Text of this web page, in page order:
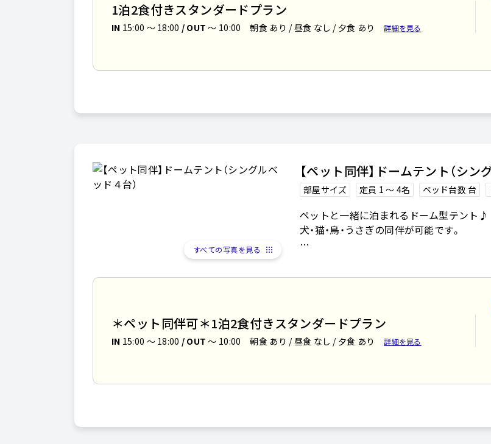
・ハンガー・ランタン・鏡・ドライヤー
1泊2食付きスタンダードプラン
IN 15:00 〜 18:00 / OUT ～ 10:00 朝食 あり / 昼食 なし / 夕食 あり 詳細を見る
すべての写真を見る
【ペット同伴】ドームテント（シン
部屋サイズ 定員 1 〜 4名 ベッド台数 台
ペットと一緒に泊まれるドーム型テント♪
犬・猫・鳥・うさぎの同伴が可能です。
各テントには冷暖房を完備しております
各サイトに足洗い場やペット備品を完備し
室内のペット用ケージは1つのみとなって
お食事やトイレはケージ内でのご利用をお
２頭以上の場合は交代でのご利用、または
＊ペット同伴可＊1泊2食付きスタンダードプラン
IN 15:00 〜 18:00 / OUT ～ 10:00 朝食 あり / 昼食 なし / 夕食 あり 詳細を見る